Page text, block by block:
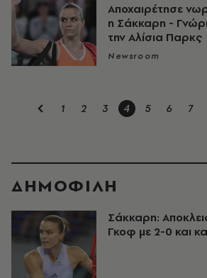
Αποχαιρέτησε
η Σάκκαρη -
την Αλίσια Παρκς
Newsroom
1 2 3 4 5 6 7
ΔΗΜΟΦΙΛΗ
Σάκκαρη:
Γκοφ με 2-0 και